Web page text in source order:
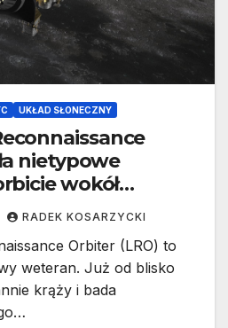
UKŁAD SŁONECZNY
nietypowe
wokół
RADEK KOSARZYCKI
Orbiter (LRO) to
weteran. Już od blisko
krąży i bada